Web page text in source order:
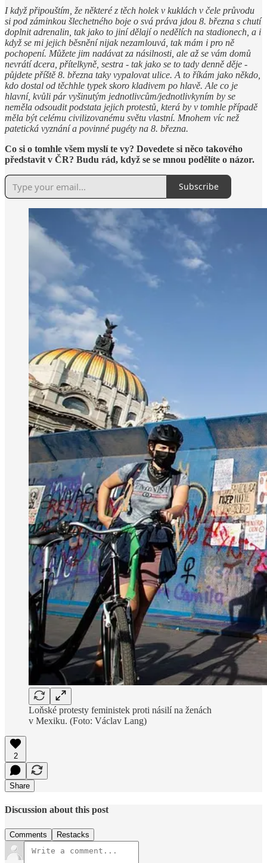
I když připouštím, že některé z těch holek v kuklách v čele průvodu
si pod záminkou šlechetného boje o svá práva jdou 8. března s chutí
doplnit adrenalin, tak jako to jiní dělají o nedělích na stadionech, a i
když se mi jejich běsnění nijak nezamlouvá, tak mám i pro ně
pochopení. Můžete jim nadávat za násilnosti, ale až se vám domů
nevrátí dcera, přítelkyně, sestra - tak jako se to tady denně děje -
půjdete příště 8. března taky vypalovat ulice. A to říkám jako někdo,
kdo dostal od těchhle typek skoro kladivem po hlavě. Ale co je
hlavní, kvůli pár vyšinutým jednotlivcům/jednotlivkyním by se
neměla odsoudit podstata jejich protestů, která by v tomhle případě
měla být celému civilizovanému světu vlastní. Mnohem víc než
patetická vyznání a povinné pugéty na 8. března.
Co si o tomhle všem myslí te vy? Dovedete si něco takového
představit v ČR? Budu rád, když se se mnou podělíte o názor.
Subscribe
Loňské protesty feministek proti násilí na ženách
v Mexiku. (Foto: Václav Lang)
2
Share
Discussion about this post
Comments Restacks